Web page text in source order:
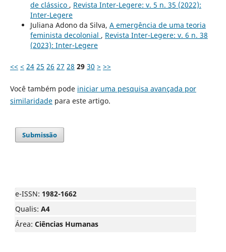
de clássico , Revista Inter-Legere: v. 5 n. 35 (2022):
Inter-Legere
Juliana Adono da Silva, A emergência de uma teoria
feminista decolonial , Revista Inter-Legere: v. 6 n. 38
(2023): Inter-Legere
<< < 24 25 26 27 28 29 30 > >>
Você também pode iniciar uma pesquisa avançada por
similaridadepara este artigo.
Submissão
e-ISSN: 1982-1662
Qualis: A4
Área: Ciências Humanas